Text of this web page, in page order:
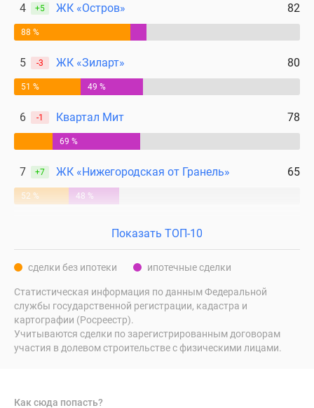
4 +5 ЖК «Остров» 82
88 %
5 -3 ЖК «Зиларт» 80
51 % 49 %
6 -1 Квартал Мит 78
69 %
7 +7 ЖК «Нижегородская от Гранель» 65
52 % 48 %
Показать ТОП-10
сделки без ипотеки ипотечные сделки
Статистическая информация по данным Федеральной
службы государственной регистрации, кадастра и
картографии (Росреестр).
Учитываются сделки по зарегистрированным договорам
участия в долевом строительстве с физическими лицами.
Как сюда попасть?